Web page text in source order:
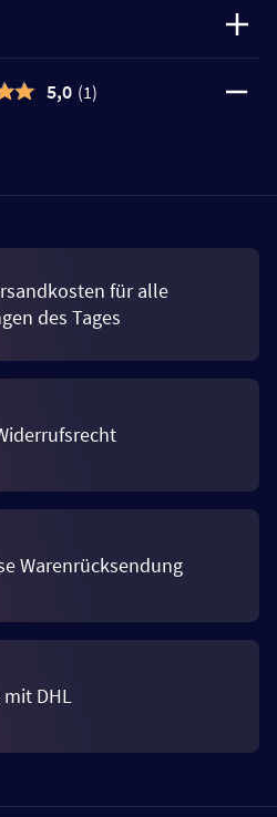
5,0 (1)
für alle
des Tages
Warenrücksendung
DHL